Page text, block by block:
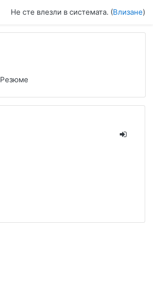
Не сте влезли в системата. (Влизане)
Резюме